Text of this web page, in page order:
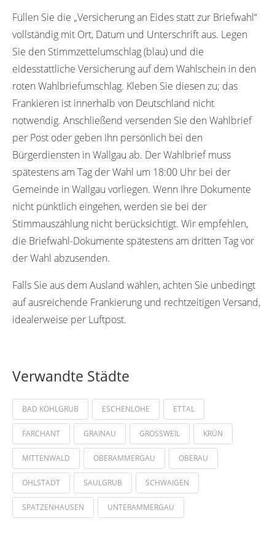
Füllen Sie die „Versicherung an Eides statt zur Briefwahl“
vollständig mit Ort, Datum und Unterschrift aus. Legen
Sie den Stimmzettelumschlag (blau) und die
eidesstattliche Versicherung auf dem Wahlschein in den
roten Wahlbriefumschlag. Kleben Sie diesen zu; das
Frankieren ist innerhalb von Deutschland nicht
notwendig. Anschließend versenden Sie den Wahlbrief
per Post oder geben Ihn persönlich bei den
Bürgerdiensten in Wallgau ab. Der Wahlbrief muss
spätestens am Tag der Wahl um 18:00 Uhr bei der
Gemeinde in Wallgau vorliegen. Wenn Ihre Dokumente
nicht pünktlich eingehen, werden sie bei der
Stimmauszählung nicht berücksichtigt. Wir empfehlen,
die Briefwahl-Dokumente spätestens am dritten Tag vor
der Wahl abzusenden.
Falls Sie aus dem Ausland wählen, achten Sie unbedingt
auf ausreichende Frankierung und rechtzeitigen Versand,
idealerweise per Luftpost.
Verwandte Städte
BAD KOHLGRUB ESCHENLOHE ETTAL
FARCHANT GRAINAU GROSSWEIL KRÜN
MITTENWALD OBERAMMERGAU OBERAU
OHLSTADT SAULGRUB SCHWAIGEN
SPATZENHAUSEN UNTERAMMERGAU